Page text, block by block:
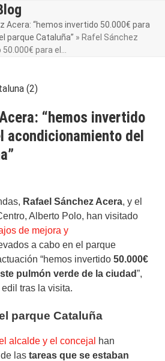
Acera: “hemos invertido 50.000€ para
parque Cataluña” » Rafel Sánchez
para el…
“hemos invertido
acondicionamiento del
Rafael Sánchez Acera, y el
Alberto Polo, han visitado
de mejora y
a cabo en el parque
“hemos invertido50.000€
pulmón verde de la ciudad”,
tras la visita.
parque Cataluña
alcalde y el concejal
han
las tareas que se estaban